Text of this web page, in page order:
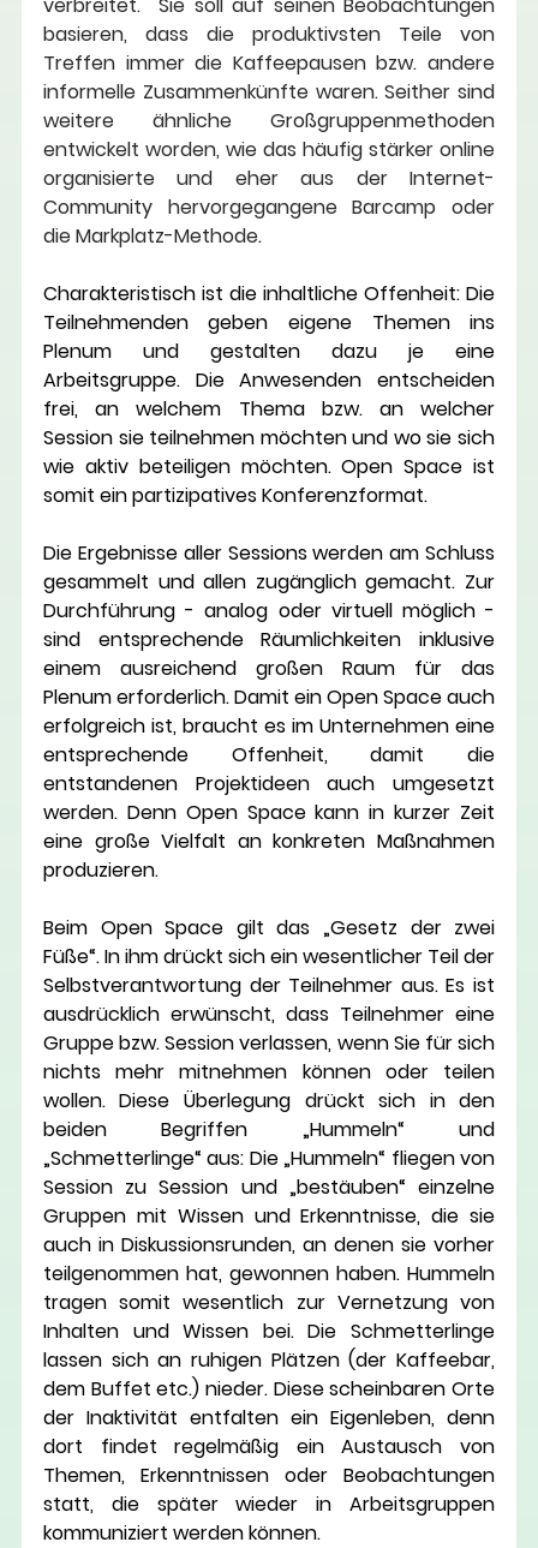
basieren, dass die produktivsten Teile von
Treffen immer die Kaffeepausen bzw. andere
informelle Zusammenkünfte waren. Seither sind
weitere ähnliche Großgruppenmethoden
entwickelt worden, wie das häufig stärker online
organisierte und eher aus der Internet-
Community hervorgegangene Barcamp oder
die Markplatz-Methode.
Charakteristisch ist die inhaltliche Offenheit: Die
Teilnehmenden geben eigene Themen ins
Plenum und gestalten dazu je eine
Arbeitsgruppe. Die Anwesenden entscheiden
frei, an welchem Thema bzw. an welcher
Session sie teilnehmen möchten und wo sie sich
wie aktiv beteiligen möchten. Open Space ist
somit ein partizipatives Konferenzformat.
Die Ergebnisse aller Sessions werden am Schluss
gesammelt und allen zugänglich gemacht. Zur
Durchführung - analog oder virtuell möglich -
sind entsprechende Räumlichkeiten inklusive
einem ausreichend großen Raum für das
Plenum erforderlich. Damit ein Open Space auch
erfolgreich ist, braucht es im Unternehmen eine
entsprechende Offenheit, damit die
entstandenen Projektideen auch umgesetzt
werden. Denn Open Space kann in kurzer Zeit
eine große Vielfalt an konkreten Maßnahmen
produzieren.
Beim Open Space gilt das „Gesetz der zwei
Füße“. In ihm drückt sich ein wesentlicher Teil der
Selbstverantwortung der Teilnehmer aus. Es ist
ausdrücklich erwünscht, dass Teilnehmer eine
Gruppe bzw. Session verlassen, wenn Sie für sich
nichts mehr mitnehmen können oder teilen
wollen. Diese Überlegung drückt sich in den
beiden Begriffen „Hummeln“ und
„Schmetterlinge“ aus: Die „Hummeln“ fliegen von
Session zu Session und „bestäuben“ einzelne
Gruppen mit Wissen und Erkenntnisse, die sie
auch in Diskussionsrunden, an denen sie vorher
teilgenommen hat, gewonnen haben. Hummeln
tragen somit wesentlich zur Vernetzung von
Inhalten und Wissen bei. Die Schmetterlinge
lassen sich an ruhigen Plätzen (der Kaffeebar,
dem Buffet etc.) nieder. Diese scheinbaren Orte
der Inaktivität entfalten ein Eigenleben, denn
dort findet regelmäßig ein Austausch von
Themen, Erkenntnissen oder Beobachtungen
statt, die später wieder in Arbeitsgruppen
kommuniziert werden können.